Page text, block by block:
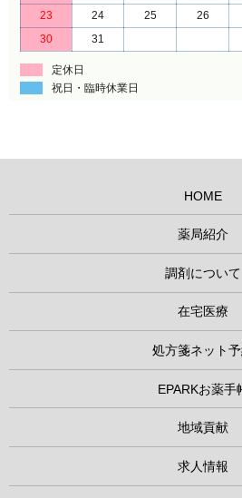
23
24 25 26
30
31
定休日
祝日・臨時休業日
HOME
薬局紹介
調剤について
在宅医療
処方箋ネット
EPARKお薬手
地域貢献
求人情報